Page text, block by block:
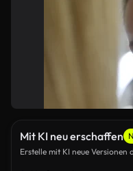
Mit KI neu erschaffen
Erstelle mit KI neue Versionen